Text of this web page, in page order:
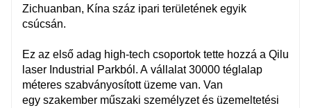
Zichuanban, Kína száz ipari területének egyik
csúcsán.
Ez az első adag high-tech csoportok tette hozzá a Qilu
laser Industrial Parkból. A vállalat 30000 téglalap
méteres szabványosított üzeme van. Van
egy szakember műszaki személyzet és üzemeltetési